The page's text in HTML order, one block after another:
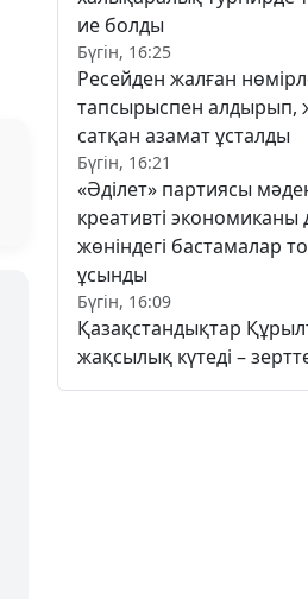
ие болды
Бүгін, 16:25
Ресейден жалған
тапсырыспен алдырып,
сатқан азамат ұсталды
Бүгін, 16:21
«Әділет» партиясы
креативті экономиканы
жөніндегі бастамалар
ұсынды
Бүгін, 16:09
Қазақстандықтар
жақсылық күтеді –